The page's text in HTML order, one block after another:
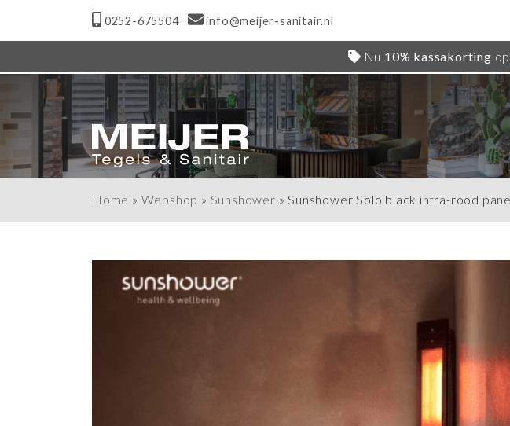
0252-675504 info@meijer-sanitair.nl
Nu 10% kassakorting
Home » Webshop » Sunshower »Sunshower Solo black infra-rood